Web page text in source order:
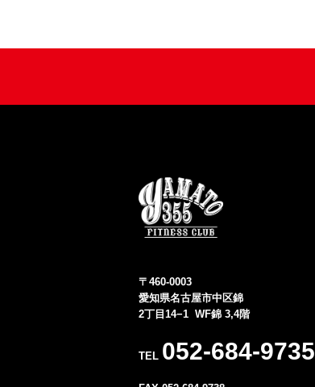
〒460-0003
愛知県名古屋市中区錦
2丁目14−1 WF錦 3,4階
TEL 052-684-9735